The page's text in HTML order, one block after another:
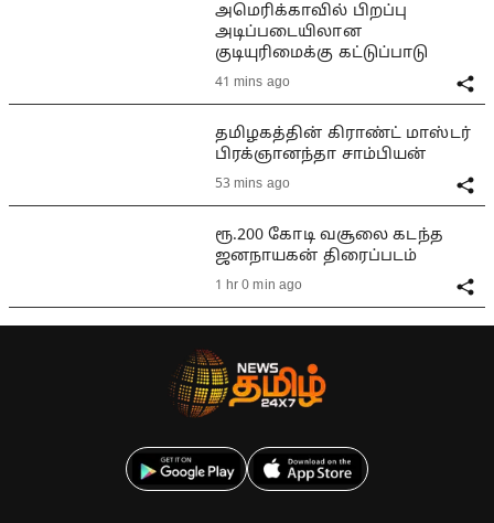
அமெரிக்காவில் பிறப்பு
அடிப்படையிலான
குடியுரிமைக்கு கட்டுப்பாடு
41 mins ago
தமிழகத்தின் கிராண்ட் மாஸ்டர்
பிரக்ஞானந்தா சாம்பியன்
53 mins ago
ரூ.200 கோடி வசூலை கடந்த
ஜனநாயகன் திரைப்படம்
1 hr 0 min ago